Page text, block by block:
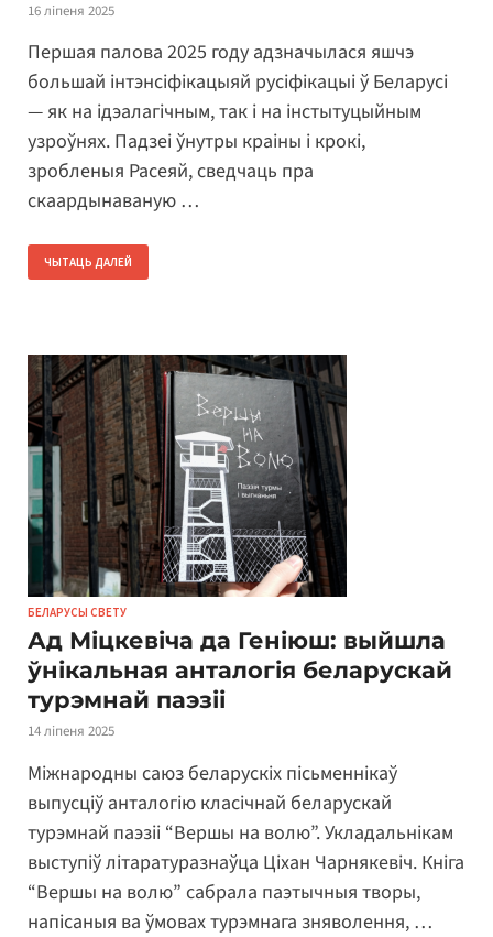
16 ліпеня 2025
Першая палова 2025 году адзначылася яшчэ
большай інтэнсіфікацыяй русіфікацыі ў Беларусі
— як на ідэалагічным, так і на інстытуцыйным
узроўнях. Падзеі ўнутры краіны і крокі,
зробленыя Расеяй, сведчаць пра
скаардынаваную …
ЧЫТАЦЬ ДАЛЕЙ
БЕЛАРУСЫ СВЕТУ
Ад Міцкевіча да Геніюш: выйшла
ўнікальная анталогія беларускай
турэмнай паэзіі
14 ліпеня 2025
Міжнародны саюз беларускіх пісьменнікаў
выпусціў анталогію класічнай беларускай
турэмнай паэзіі “Вершы на волю”. Укладальнікам
выступіў літаратуразнаўца Ціхан Чарнякевіч. Кніга
“Вершы на волю” сабрала паэтычныя творы,
напісаныя ва ўмовах турэмнага зняволення, …